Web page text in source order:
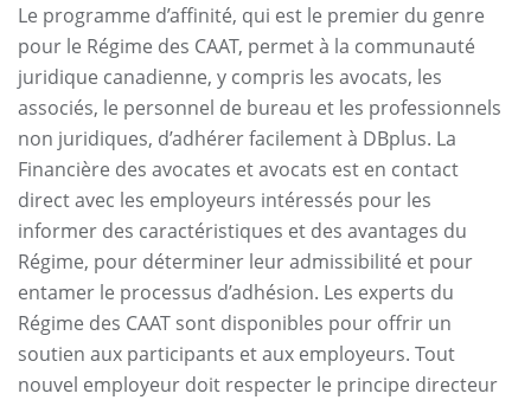
Le programme d’affinité, qui est le premier du genre
pour le Régime des CAAT, permet à la communauté
juridique canadienne, y compris les avocats, les
associés, le personnel de bureau et les professionnels
non juridiques, d’adhérer facilement à DBplus. La
Financière des avocates et avocats est en contact
direct avec les employeurs intéressés pour les
informer des caractéristiques et des avantages du
Régime, pour déterminer leur admissibilité et pour
entamer le processus d’adhésion. Les experts du
Régime des CAAT sont disponibles pour offrir un
soutien aux participants et aux employeurs. Tout
nouvel employeur doit respecter le principe directeur